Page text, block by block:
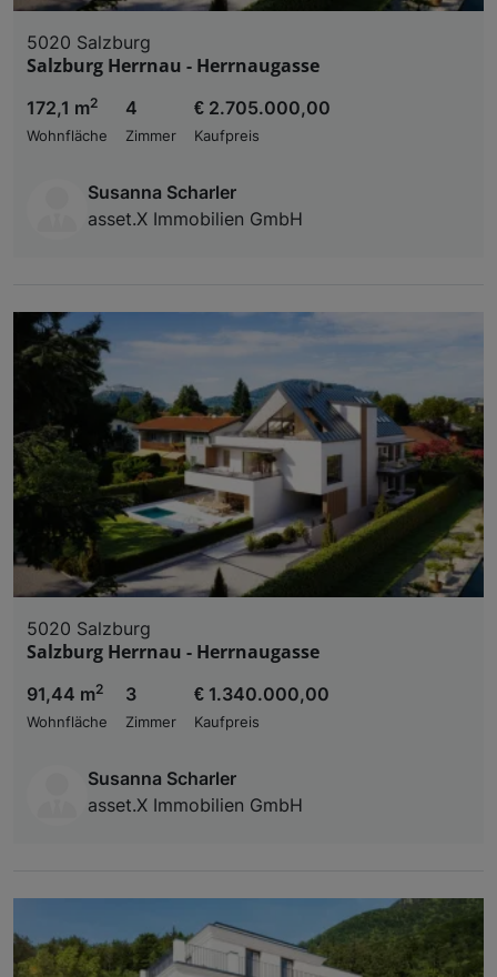
5020 Salzburg
Salzburg Herrnau - Herrnaugasse
172,1 m2
Wohnfläche
4
Zimmer
€ 2.705.000,00
Kaufpreis
Susanna Scharler
asset.X Immobilien GmbH
5020 Salzburg
Salzburg Herrnau - Herrnaugasse
91,44 m2
Wohnfläche
3
Zimmer
€ 1.340.000,00
Kaufpreis
Susanna Scharler
asset.X Immobilien GmbH